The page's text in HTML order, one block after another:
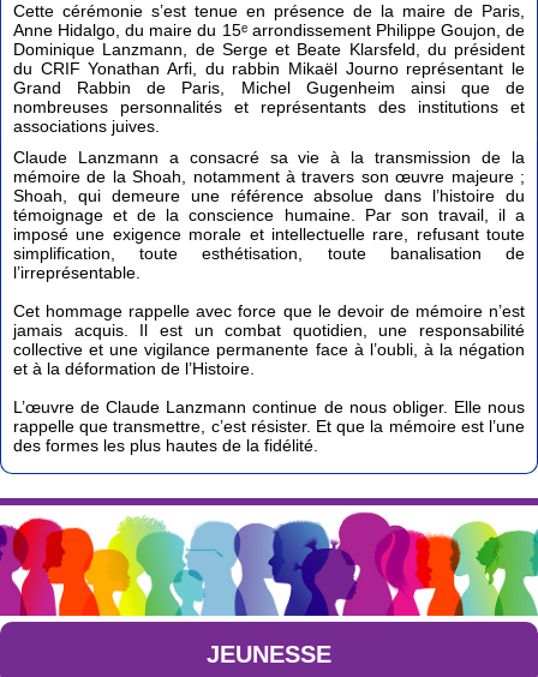
Cette cérémonie s’est tenue en présence de la maire de Paris,
Anne Hidalgo, du maire du 15ᵉ arrondissement Philippe Goujon, de
Dominique Lanzmann, de Serge et Beate Klarsfeld, du président
du CRIF Yonathan Arfi, du rabbin Mikaël Journo représentant le
Grand Rabbin de Paris, Michel Gugenheim ainsi que de
nombreuses personnalités et représentants des institutions et
associations juives.
Claude Lanzmann a consacré sa vie à la transmission de la
mémoire de la Shoah, notamment à travers son œuvre majeure ;
Shoah, qui demeure une référence absolue dans l’histoire du
témoignage et de la conscience humaine. Par son travail, il a
imposé une exigence morale et intellectuelle rare, refusant toute
simplification, toute esthétisation, toute banalisation de
l’irreprésentable.
Cet hommage rappelle avec force que le devoir de mémoire n’est
jamais acquis. Il est un combat quotidien, une responsabilité
collective et une vigilance permanente face à l’oubli, à la négation
et à la déformation de l’Histoire.
L’œuvre de Claude Lanzmann continue de nous obliger. Elle nous
rappelle que transmettre, c’est résister. Et que la mémoire est l’une
des formes les plus hautes de la fidélité.
JEUNESSE